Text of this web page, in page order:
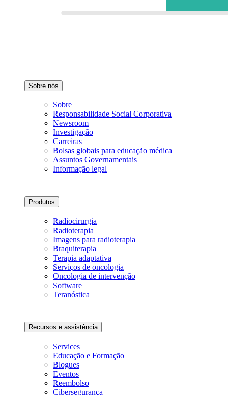
Sobre nós
Sobre
Responsabilidade Social Corporativa
Newsroom
Investigação
Carreiras
Bolsas globais para educação médica
Assuntos Governamentais
Informação legal
Produtos
Radiocirurgia
Radioterapia
Imagens para radioterapia
Braquiterapia
Terapia adaptativa
Serviços de oncologia
Oncologia de intervenção
Software
Teranóstica
Recursos e assistência
Services
Educação e Formação
Blogues
Eventos
Reembolso
Cibersegurança